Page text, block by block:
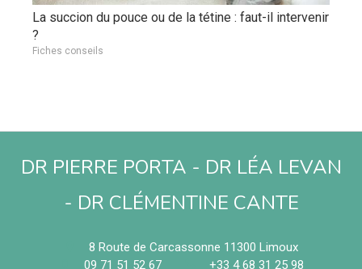
La succion du pouce ou de la tétine : faut-il intervenir
?
Fiches conseils
DR PIERRE PORTA - DR LÉA LEVAN
- DR CLÉMENTINE CANTE
8 Route de Carcassonne 11300 Limoux
09 71 51 52 67
+33 4 68 31 25 98